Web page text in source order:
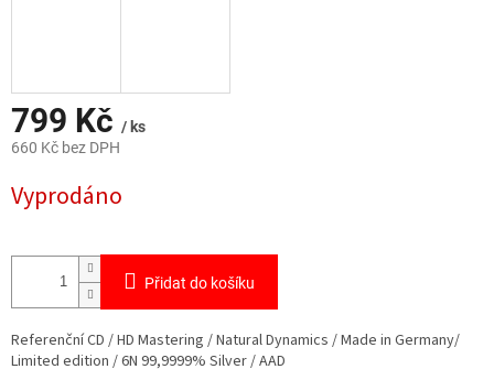
799 Kč / ks
660 Kč bez DPH
cena:
Vyprodáno
Přidat do košíku
Referenční CD / HD Mastering / Natural Dynamics / Made in Germany/
Limited edition / 6N 99,9999% Silver / AAD